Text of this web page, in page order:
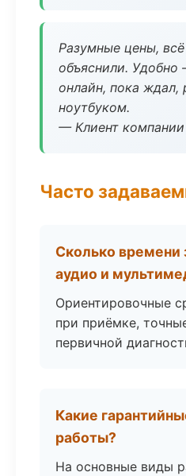
Разумные цены, всё
объяснили. Удобно
онлайн, пока ждал,
ноутбуком.
— Клиент компании
Часто
Сколько времени
аудио и
Ориентировочные
при приёмке,
первичной
Какие
работы?
На основные виды